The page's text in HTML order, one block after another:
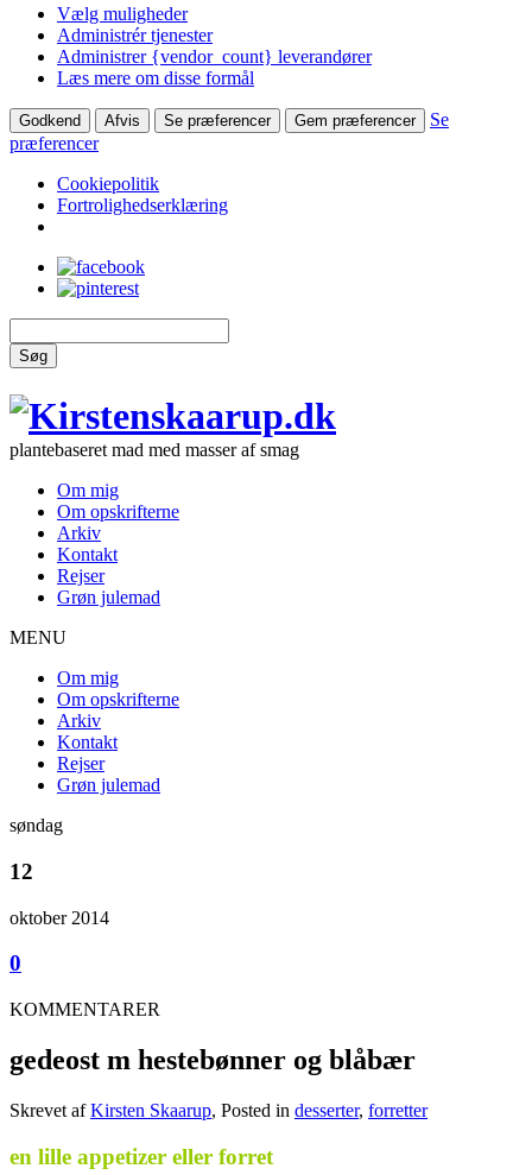
Vælg muligheder
Administrér tjenester
Administrer {vendor_count} leverandører
Læs mere om disse formål
Godkend Afvis Se præferencer Gem præferencer
Se
præferencer
Cookiepolitik
Fortrolighedserklæring
Søg
plantebaseret mad med masser af smag
Om mig
Om opskrifterne
Arkiv
Kontakt
Rejser
Grøn julemad
MENU
Om mig
Om opskrifterne
Arkiv
Kontakt
Rejser
Grøn julemad
søndag
12
oktober 2014
0
KOMMENTARER
gedeost m hestebønner og blåbær
Skrevet afKirsten Skaarup, Posted in desserter, forretter
en lille appetizer eller forret